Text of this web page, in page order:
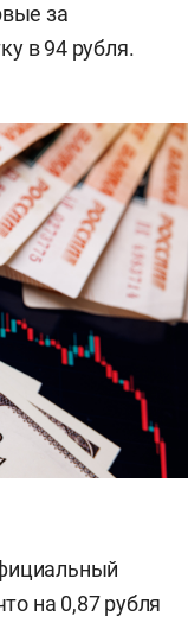
за
в 94 рубля.
на 0,87 рубля